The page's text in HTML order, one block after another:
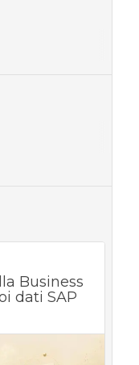
Business
dati SAP